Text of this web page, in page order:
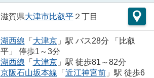
滋賀県大津市比叡平２丁目
湖西線 「 大津京」駅 バス28分 「比叡
平」 停歩1～3分
湖西線 「 大津京」駅 徒歩81～82分
京阪石山坂本線 「 近江神宮前」駅 徒歩6